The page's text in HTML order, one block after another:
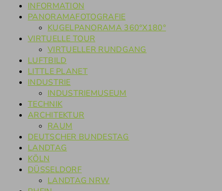
INFORMATION
PANORAMAFOTOGRAFIE
KUGELPANORAMA 360°X180°
VIRTUELLE TOUR
VIRTUELLER RUNDGANG
LUFTBILD
LITTLE PLANET
INDUSTRIE
INDUSTRIEMUSEUM
TECHNIK
ARCHITEKTUR
RAUM
DEUTSCHER BUNDESTAG
LANDTAG
KÖLN
DÜSSELDORF
LANDTAG NRW